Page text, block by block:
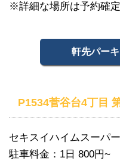
※詳細な場所は予約確定
軒先パー
P1534菅谷台4丁目
セキスイハイムスーパ
駐車料金：1日 800円~